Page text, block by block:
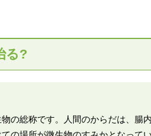
る?
の総称です。人間のからだは、腸